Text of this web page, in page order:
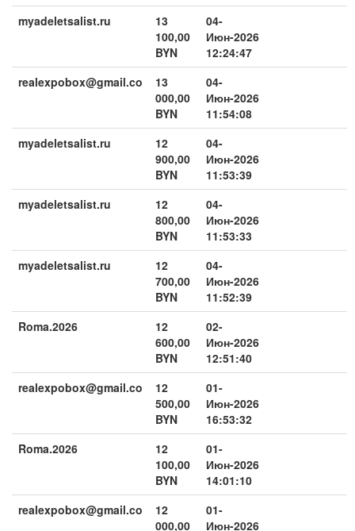
myadeletsalist.ru
13
100,00
BYN
04-
Июн-2026
12:24:47
realexpobox@gmail.co
13
000,00
BYN
04-
Июн-2026
11:54:08
myadeletsalist.ru
12
900,00
BYN
04-
Июн-2026
11:53:39
myadeletsalist.ru
12
800,00
BYN
04-
Июн-2026
11:53:33
myadeletsalist.ru
12
700,00
BYN
04-
Июн-2026
11:52:39
Roma.2026
12
600,00
BYN
02-
Июн-2026
12:51:40
realexpobox@gmail.co
12
500,00
BYN
01-
Июн-2026
16:53:32
Roma.2026
12
100,00
BYN
01-
Июн-2026
14:01:10
realexpobox@gmail.co
12
000,00
01-
Июн-2026